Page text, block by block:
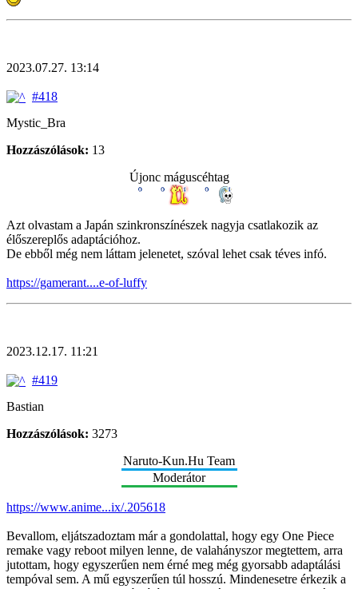
2023.07.27. 13:14
#418
Mystic_Bra
Hozzászólások: 13
Újonc máguscéhtag
Azt olvastam a Japán szinkronszínészek nagyja csatlakozik az
élőszereplős adaptációhoz.
De ebből még nem láttam jelenetet, szóval lehet csak téves infó.
https://gamerant....e-of-luffy
2023.12.17. 11:21
#419
Bastian
Hozzászólások: 3273
Naruto-Kun.Hu Team
Moderátor
https://www.anime...ix/.205618
Bevallom, eljátszadoztam már a gondolattal, hogy egy One Piece
remake vagy reboot milyen lenne, de valahányszor megtettem, arra
jutottam, hogy egyszerűen nem érné meg még gyorsabb adaptálási
tempóval sem. A mű egyszerűen túl hosszú. Mindenesetre érkezik a